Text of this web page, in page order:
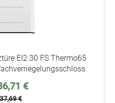
EI2 30 FS Thermo65
€
€